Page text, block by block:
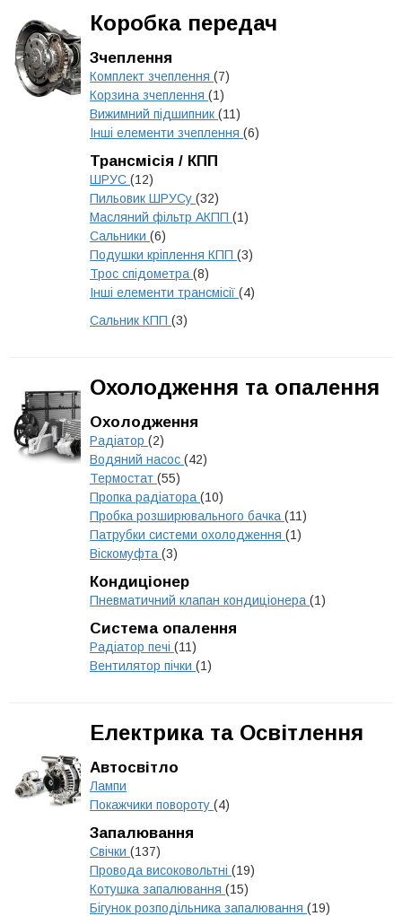
Коробка передач
Зчеплення
Комплект зчеплення (7)
Корзина зчеплення (1)
Вижимний підшипник (11)
Інші елементи зчеплення (6)
Трансмісія / КПП
ШРУС (12)
Пильовик ШРУСу (32)
Масляний фільтр АКПП (1)
Сальники (6)
Подушки кріплення КПП (3)
Трос спідометра (8)
Інші елементи трансмісії (4)
Сальник КПП (3)
Охолодження та опалення
Охолодження
Радіатор (2)
Водяний насос (42)
Термостат (55)
Пропка радіатора (10)
Пробка розширювального бачка (11)
Патрубки системи охолодження (1)
Віскомуфта (3)
Кондиціонер
Пневматичний клапан кондиціонера (1)
Система опалення
Радіатор печі (11)
Вентилятор пічки (1)
Електрика та Освітлення
Автосвітло
Лампи
Покажчики повороту (4)
Запалювання
Свічки (137)
Провода високовольтні (19)
Котушка запалювання (15)
Бігунок розподільника запалювання (19)